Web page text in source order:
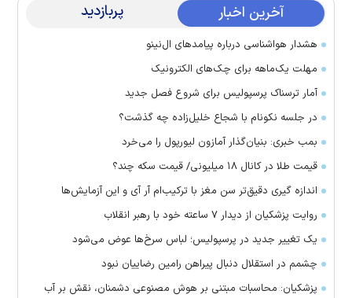
آخرین اخبار پربازدید
هشدار هواشناسی درباره پیامد‌های ال‌نینو
مهلت یک‌ماهه برای چک‌های الکترونیک
آمار ترسناک پرسپولیس برای شروع فصل جدید
در جلسه نکونام با شجاع خلیل‌زاده چه گذشت؟
بمب خبری: بنیان‌گذار آمازون لیورپول را می‌خرد
قیمت طلا در کانال ۱۸ میلیونی/ قیمت سکه چند؟
اندازه گیری دقیق‌تر سن مغز با ترکیب‌ام آر آی و این آزمایش‌ها
روایت پزشکیان از دیدار ۷ ساعته خود با رهبر انقلاب
یک تغییر جدید در پرسپولیس؛ لباس سرخ‌ها عوض می‌شود
چشمم در استقلال دنبال پیراهن رامین رضاییان نبود
پزشکیان: محاسبات مبتنی بر هوش مصنوعی دشمنان، نقش بر آب